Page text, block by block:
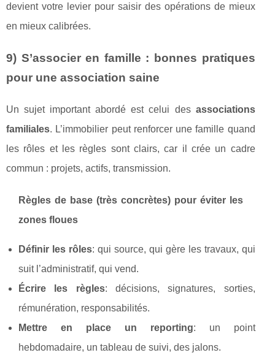
devient votre levier pour saisir des opérations de mieux
en mieux calibrées.
9) S’associer en famille : bonnes pratiques
pour une association saine
Un sujet important abordé est celui des associations
familiales. L’immobilier peut renforcer une famille quand
les rôles et les règles sont clairs, car il crée un cadre
commun : projets, actifs, transmission.
Règles de base (très concrètes) pour éviter les
zones floues
Définir les rôles: qui source, qui gère les travaux, qui
suit l’administratif, qui vend.
Écrire les règles: décisions, signatures, sorties,
rémunération, responsabilités.
Mettre en place un reporting: un point
hebdomadaire, un tableau de suivi, des jalons.